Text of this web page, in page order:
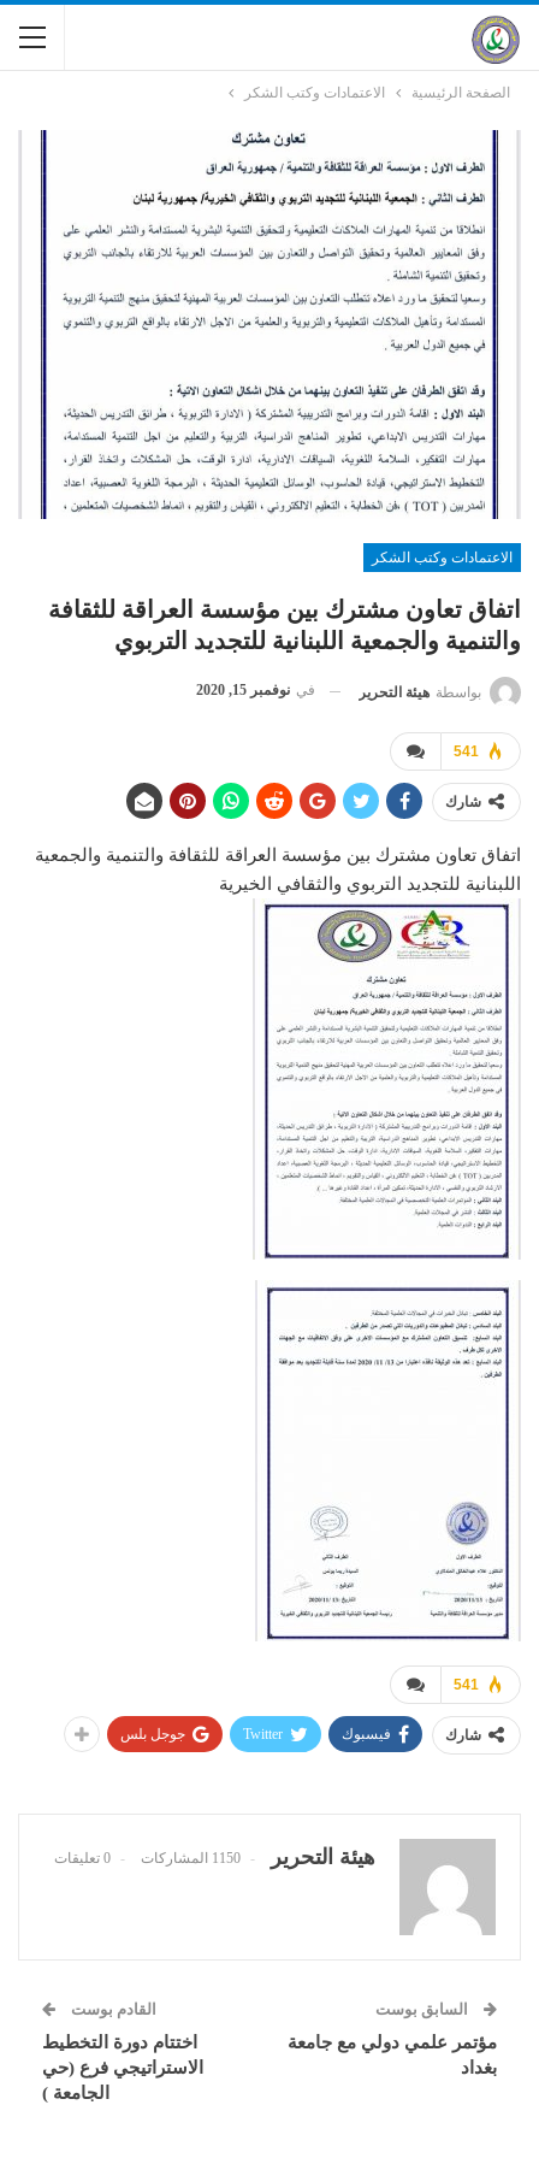
الصفحة الرئيسية الاعتمادات وكتب الشكر
الاعتمادات وكتب الشكر
اتفاق تعاون مشترك بين مؤسسة العراقة للثقافة
والتنمية والجمعية اللبنانية للتجديد التربوي
بواسطة هيئة التحرير في نوفمبر 15, 2020
541
شارك
اتفاق تعاون مشترك بين مؤسسة العراقة للثقافة والتنمية والجمعية
اللبنانية للتجديد التربوي والثقافي الخيرية
541
شارك فيسبوك Twitter جوجل بلس
هيئة التحرير 1150 المشاركات 0 تعليقات
السابق بوست
مؤتمر علمي دولي مع جامعة
بغداد
القادم بوست
اختتام دورة التخطيط
الاستراتيجي فرع (حي
الجامعة )